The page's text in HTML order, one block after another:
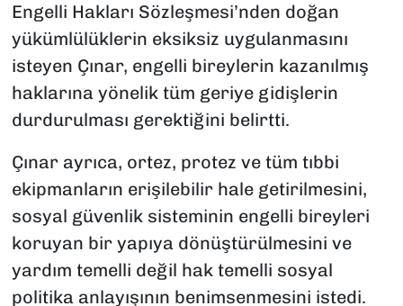
Engelli Hakları Sözleşmesi’nden doğan
yükümlülüklerin eksiksiz uygulanmasını
isteyen Çınar, engelli bireylerin kazanılmış
haklarına yönelik tüm geriye gidişlerin
durdurulması gerektiğini belirtti.
Çınar ayrıca, ortez, protez ve tüm tıbbi
ekipmanların erişilebilir hale getirilmesini,
sosyal güvenlik sisteminin engelli bireyleri
koruyan bir yapıya dönüştürülmesini ve
yardım temelli değil hak temelli sosyal
politika anlayışının benimsenmesini istedi.